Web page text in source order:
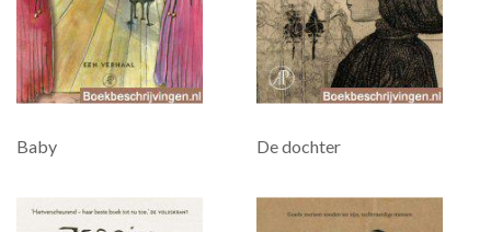
Baby De dochter